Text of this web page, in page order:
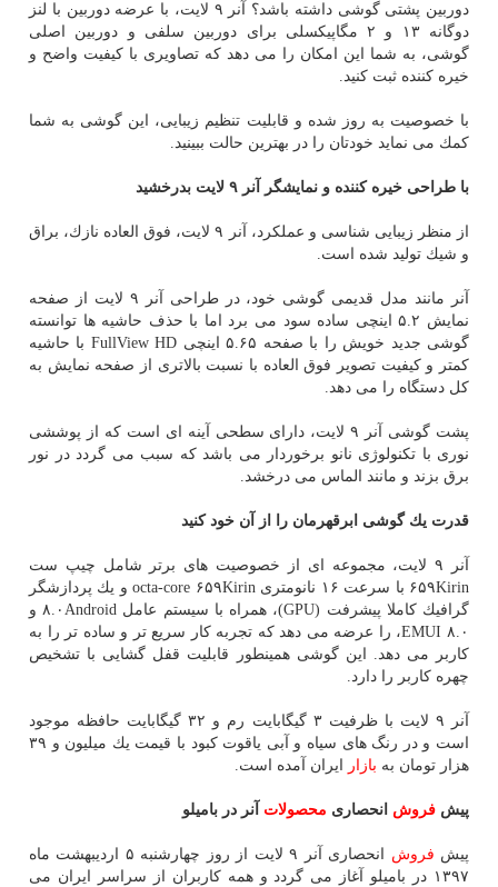
دوربین پشتی گوشی داشته باشد؟ آنر ۹ لایت، با عرضه دوربین با لنز
دوگانه ۱۳ و ۲ مگاپیكسلی برای دوربین سلفی و دوربین اصلی
گوشی، به شما این امكان را می دهد كه تصاویری با كیفیت واضح و
خیره كننده ثبت كنید.
با خصوصیت به روز شده و قابلیت تنظیم زیبایی، این گوشی به شما
كمك می نماید خودتان را در بهترین حالت ببینید.
با طراحی خیره كننده و نمایشگر آنر ۹ لایت بدرخشید
از منظر زیبایی شناسی و عملكرد، آنر ۹ لایت، فوق العاده نازك، براق
و شیك تولید شده است.
آنر مانند مدل قدیمی گوشی خود، در طراحی آنر ۹ لایت از صفحه
نمایش ۵.۲ اینچی ساده سود می برد اما با حذف حاشیه ها توانسته
گوشی جدید خویش را با صفحه ۵.۶۵ اینچی FullView HD با حاشیه
كمتر و كیفیت تصویر فوق العاده با نسبت بالاتری از صفحه نمایش به
كل دستگاه را می دهد.
پشت گوشی آنر ۹ لایت، دارای سطحی آینه ای است كه از پوششی
نوری با تكنولوژی نانو برخوردار می باشد كه سبب می گردد در نور
برق بزند و مانند الماس می درخشد.
قدرت یك گوشی ابرقهرمان را از آن خود كنید
آنر ۹ لایت، مجموعه ای از خصوصیت های برتر شامل چیپ ست
۶۵۹Kirin با سرعت ۱۶ نانومتری octa-core ۶۵۹Kirin و یك پردازشگر
گرافیك كاملا پیشرفت (GPU)، همراه با سیستم عامل ۸.۰Android و
۸.۰ EMUI، را عرضه می دهد كه تجربه كار سریع تر و ساده تر را به
كاربر می دهد. این گوشی همینطور قابلیت قفل گشایی با تشخیص
چهره كاربر را دارد.
آنر ۹ لایت با ظرفیت ۳ گیگابایت رم و ۳۲ گیگابایت حافظه موجود
است و در رنگ های سیاه و آبی یاقوت كبود با قیمت یك میلیون و ۳۹
هزار تومان به بازار ایران آمده است.
پیش فروش انحصاری محصولات آنر در بامیلو
پیش فروش
انحصاری آنر ۹ لایت از روز چهارشنبه ۵ اردیبهشت ماه
۱۳۹۷ در بامیلو آغاز می گردد و همه كاربران از سراسر ایران می